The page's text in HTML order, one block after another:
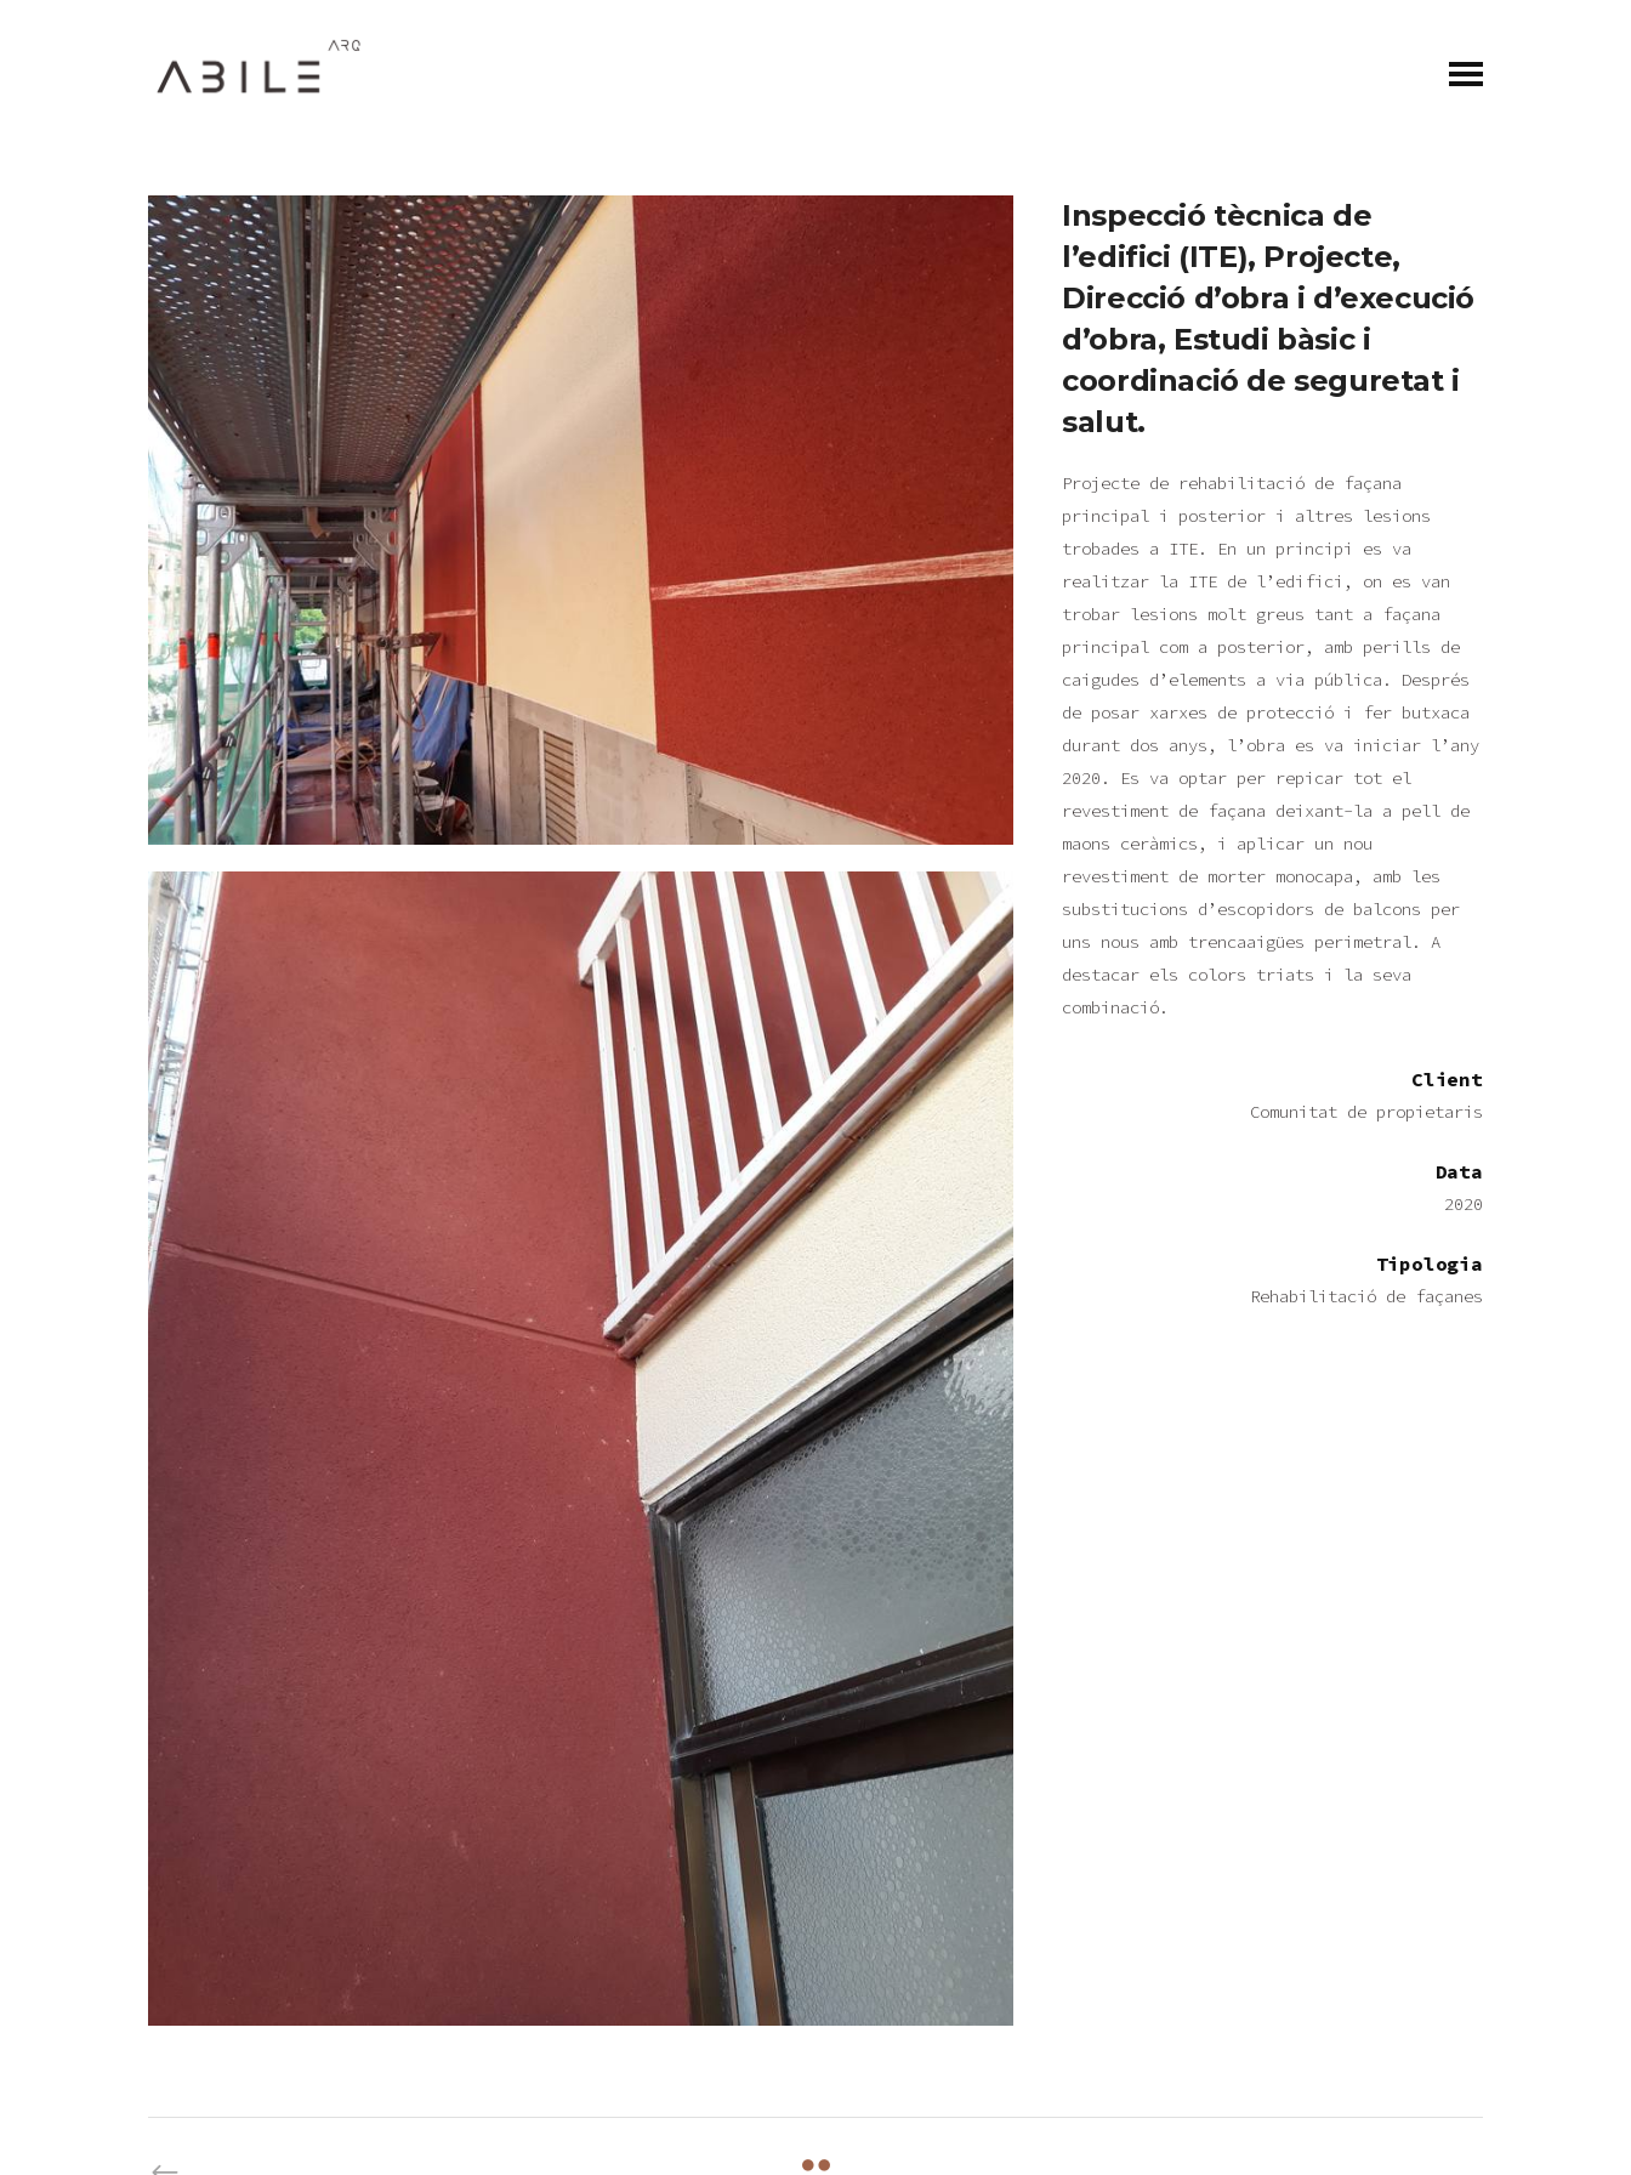
Llefià 19
Inspecció tècnica de
l’edifici (ITE), Projecte,
Direcció d’obra i d’execució
d’obra, Estudi bàsic i
coordinació de seguretat i
salut.
Projecte de rehabilitació de façana
principal i posterior i altres lesions
trobades a ITE. En un principi es va
realitzar la ITE de l’edifici, on es van
trobar lesions molt greus tant a façana
principal com a posterior, amb perills de
caigudes d’elements a via pública. Després
de posar xarxes de protecció i fer butxaca
durant dos anys, l’obra es va iniciar l’any
2020. Es va optar per repicar tot el
revestiment de façana deixant-la a pell de
maons ceràmics, i aplicar un nou
revestiment de morter monocapa, amb les
substitucions d’escopidors de balcons per
uns nous amb trencaaigües perimetral. A
destacar els colors triats i la seva
combinació.
Client
Comunitat de propietaris
Data
2020
Tipologia
Rehabilitació de façanes